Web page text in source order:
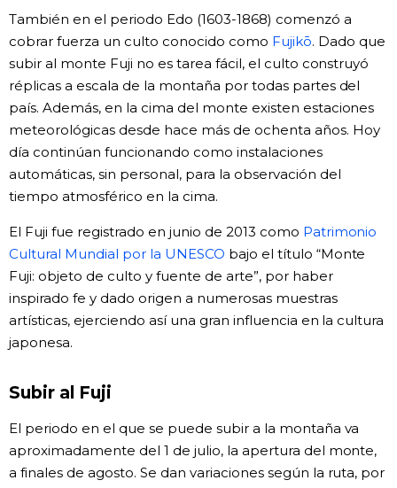
También en el periodo Edo (1603-1868) comenzó a
cobrar fuerza un culto conocido como Fujikō. Dado que
subir al monte Fuji no es tarea fácil, el culto construyó
réplicas a escala de la montaña por todas partes del
país. Además, en la cima del monte existen estaciones
meteorológicas desde hace más de ochenta años. Hoy
día continúan funcionando como instalaciones
automáticas, sin personal, para la observación del
tiempo atmosférico en la cima.
El Fuji fue registrado en junio de 2013 como Patrimonio
Cultural Mundial por la UNESCO bajo el título “Monte
Fuji: objeto de culto y fuente de arte”, por haber
inspirado fe y dado origen a numerosas muestras
artísticas, ejerciendo así una gran influencia en la cultura
japonesa.
Subir al Fuji
El periodo en el que se puede subir a la montaña va
aproximadamente del 1 de julio, la apertura del monte,
a finales de agosto. Se dan variaciones según la ruta, por